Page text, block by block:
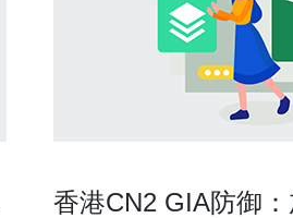
香港CN2 GIA防御